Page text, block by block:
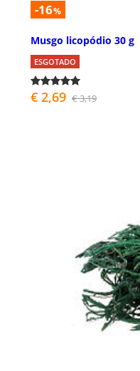
-16%
Musgo licopódio 30 g
ESGOTADO
€ 2,69 € 3,19